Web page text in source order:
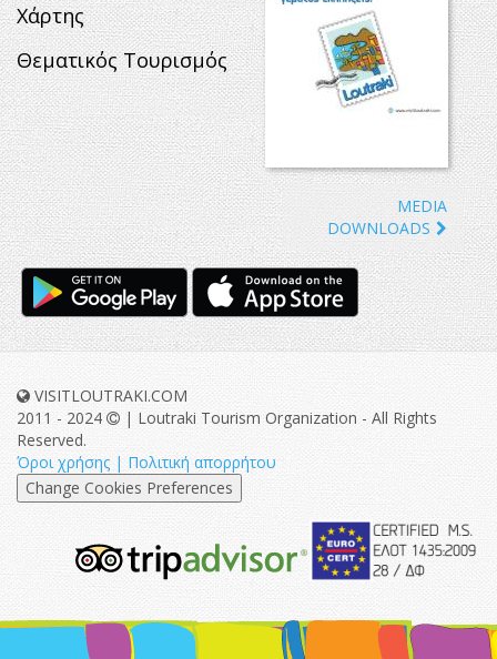
Χάρτης
Θεματικός Τουρισμός
MEDIA
DOWNLOADS
VISITLOUTRAKI.COM
2011 - 2024
| Loutraki Tourism Organization - All Rights
Reserved.
Όροι χρήσης | Πολιτική απορρήτου
Change Cookies Preferences
tripadvisor-
213.png
eurocert-
logo.png